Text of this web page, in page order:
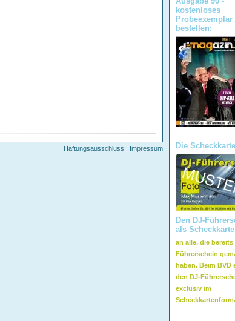
Haftungsausschluss Impressum
kostenloses
Probeexemplar
bestellen:
Die
Den DJ-
als
an alle, die bereits
Führerschein
haben. Beim BVD
den DJ-
exclusiv im